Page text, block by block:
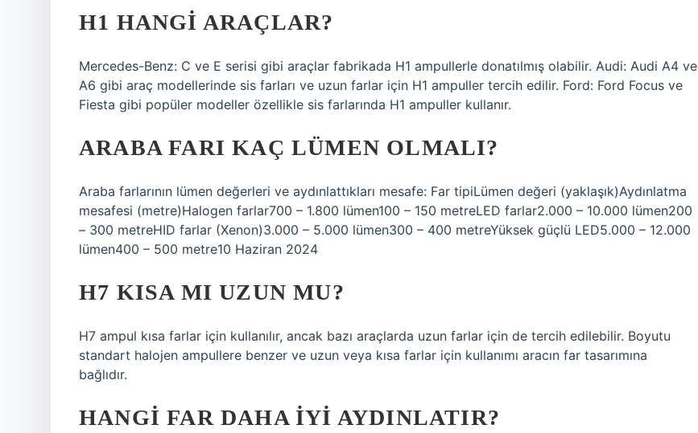
H1 HANGI ARAÇLAR?
Mercedes-Benz: C ve E serisi gibi araçlar fabrikada H1 ampullerle donatılmış olabilir. Audi: Audi A4 ve
A6 gibi araç modellerinde sis farları ve uzun farlar için H1 ampuller tercih edilir. Ford: Ford Focus ve
Fiesta gibi popüler modeller özellikle sis farlarında H1 ampuller kullanır.
ARABA FARI KAÇ LÜMEN OLMALI?
Araba farlarının lümen değerleri ve aydınlattıkları mesafe: Far tipiLümen değeri (yaklaşık)Aydınlatma
mesafesi (metre)Halogen farlar700 – 1.800 lümen100 – 150 metreLED farlar2.000 – 10.000 lümen200
– 300 metreHID farlar (Xenon)3.000 – 5.000 lümen300 – 400 metreYüksek güçlü LED5.000 – 12.000
lümen400 – 500 metre10 Haziran 2024
H7 KISA MI UZUN MU?
H7 ampul kısa farlar için kullanılır, ancak bazı araçlarda uzun farlar için de tercih edilebilir. Boyutu
standart halojen ampullere benzer ve uzun veya kısa farlar için kullanımı aracın far tasarımına
bağlıdır.
HANGI FAR DAHA IYI AYDINLATIR?